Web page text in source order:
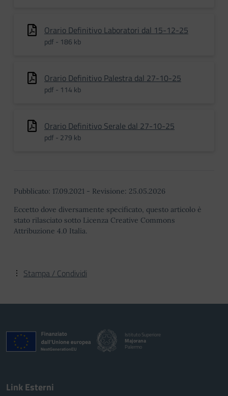
Orario Definitivo Laboratori dal 15-12-25
pdf - 186 kb
Orario Definitivo Palestra dal 27-10-25
pdf - 114 kb
Orario Definitivo Serale dal 27-10-25
pdf - 279 kb
Pubblicato: 17.09.2021 - Revisione: 25.05.2026
Eccetto dove diversamente specificato, questo articolo è
stato rilasciato sotto Licenza Creative Commons
Attribuzione 4.0 Italia.
Stampa / Condividi
Istituto Superiore
Majorana
Palermo
Link Esterni